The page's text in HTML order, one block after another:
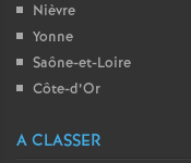
Nièvre
Yonne
Saône-et-Loire
Côte-d’Or
A CLASSER